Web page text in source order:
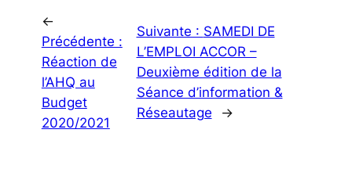
←
Précédente :
Réaction de
l’AHQ au
Budget
2020/2021
Suivante : SAMEDI DE
L’EMPLOI ACCOR –
Deuxième édition de la
Séance d’information &
Réseautage
→